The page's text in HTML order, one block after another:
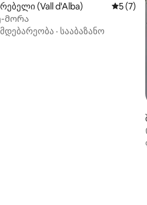
4,91, 54 მიმოხილვა
(Vall d'Alba)
5 (7)
მორა
მდებარეობა · სააბაზანო